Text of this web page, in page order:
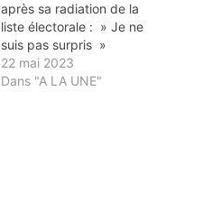
après sa radiation de la
liste électorale : » Je ne
suis pas surpris »
22 mai 2023
Dans "A LA UNE"